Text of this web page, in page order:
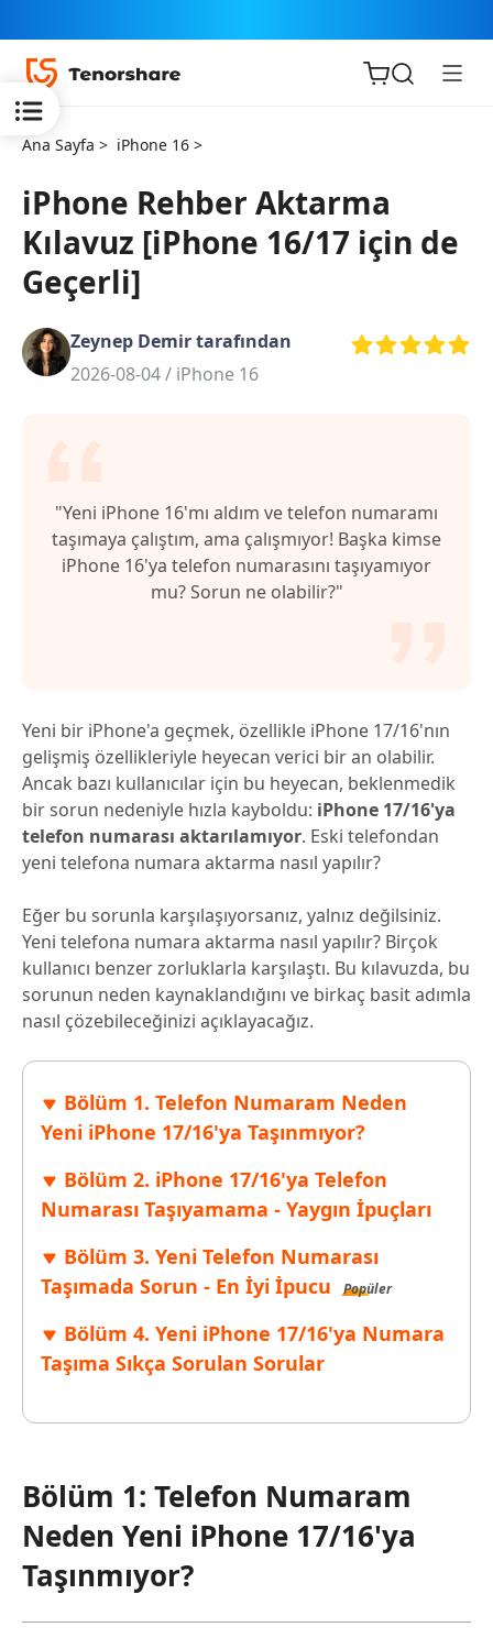
iOS için
ReiBoot
Tenorshare
PDNob
Ana Sayfa > iPhone 16 >
iPhone Rehber Aktarma
Kılavuz [iPhone 16/17 için de
Geçerli]
Zeynep Demir tarafından
2026-08-04 / iPhone 16
"Yeni iPhone 16'mı aldım ve telefon numaramı
taşımaya çalıştım, ama çalışmıyor! Başka kimse
iPhone 16'ya telefon numarasını taşıyamıyor
mu? Sorun ne olabilir?"
Yeni bir iPhone'a geçmek, özellikle iPhone 17/16'nın
gelişmiş özellikleriyle heyecan verici bir an olabilir.
Ancak bazı kullanıcılar için bu heyecan, beklenmedik
bir sorun nedeniyle hızla kayboldu: iPhone 17/16'ya
telefon numarası aktarılamıyor. Eski telefondan
yeni telefona numara aktarma nasıl yapılır?
Eğer bu sorunla karşılaşıyorsanız, yalnız değilsiniz.
Yeni telefona numara aktarma nasıl yapılır? Birçok
kullanıcı benzer zorluklarla karşılaştı. Bu kılavuzda, bu
sorunun neden kaynaklandığını ve birkaç basit adımla
nasıl çözebileceğinizi açıklayacağız.
Bölüm 1. Telefon Numaram Neden
Yeni iPhone 17/16'ya Taşınmıyor?
Bölüm 2. iPhone 17/16'ya Telefon
Numarası Taşıyamama - Yaygın İpuçları
Bölüm 3. Yeni Telefon Numarası
Taşımada Sorun - En İyi İpucu
Popüler
Bölüm 4. Yeni iPhone 17/16'ya Numara
Taşıma Sıkça Sorulan Sorular
Bölüm 1: Telefon Numaram
Neden Yeni iPhone 17/16'ya
Taşınmıyor?